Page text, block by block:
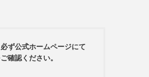
ず公式ホームページにて
確認ください。